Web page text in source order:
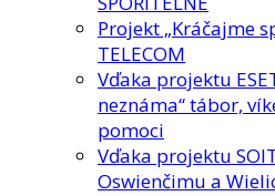
Projekt „Kráčajme
TELECOM
Vďaka projektu
neznáma“ tábor,
pomoci
Vďaka projektu
Oswienčimu a